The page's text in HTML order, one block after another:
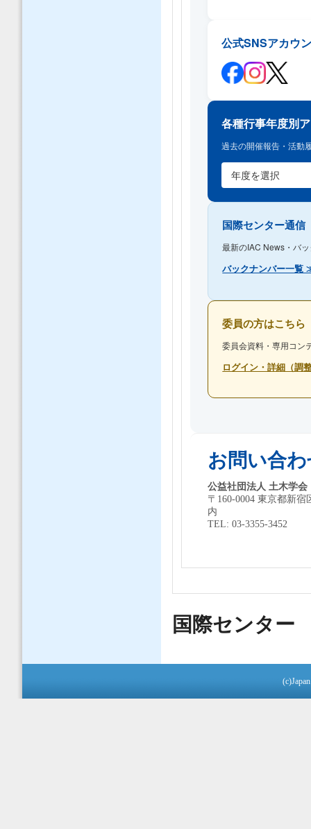
公式SNSアカウ
各種行事年度別
過去の開催報告・活動
国際センター通信
最新のIAC News・バ
バックナンバー一覧
委員の方はこちら
委員会資料・専用コン
ログイン・詳細（調
お問い合
公益社団法人 土木学
〒160-0004 東京都新
内
TEL: 03-3355-3452
国際センター